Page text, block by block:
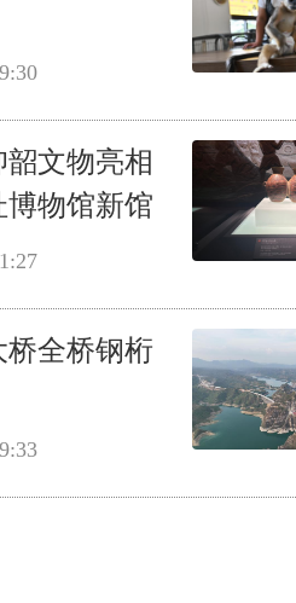
韶文物亮相
物馆新馆
全桥钢桁